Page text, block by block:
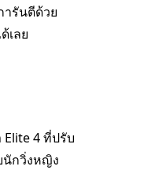
รันตีด้วย
เลย
4 ที่ปรับ
นักวิ่งหญิง